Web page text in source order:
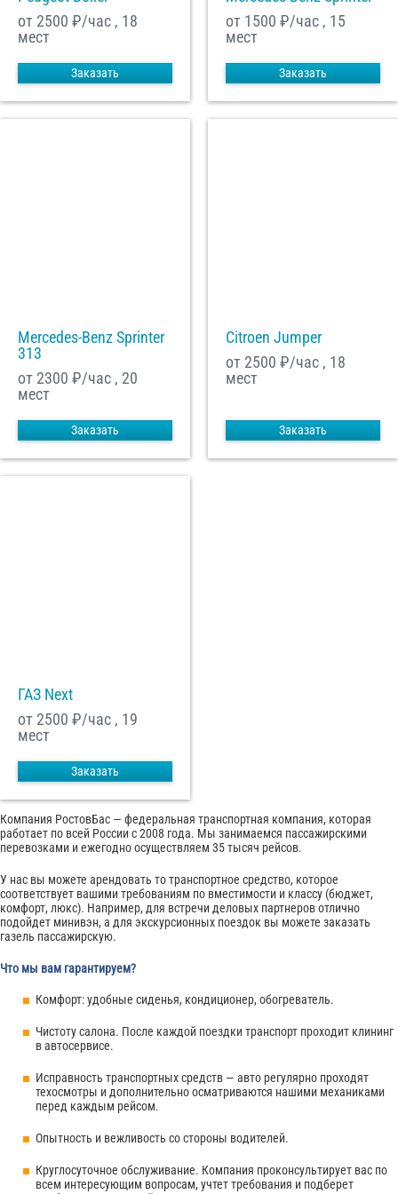
от 2500 ₽/час , 18
мест
Заказать
от 1500 ₽/час , 15
мест
Заказать
Mercedes-Benz Sprinter
313
от 2300 ₽/час , 20
мест
Заказать
Citroen Jumper
от 2500 ₽/час , 18
мест
Заказать
ГАЗ Next
от 2500 ₽/час , 19
мест
Заказать
Компания РостовБас — федеральная транспортная компания, которая
работает по всей России с 2008 года. Мы занимаемся пассажирскими
перевозками и ежегодно осуществляем 35 тысяч рейсов.
У нас вы можете арендовать то транспортное средство, которое
соответствует вашими требованиям по вместимости и классу (бюджет,
комфорт, люкс). Например, для встречи деловых партнеров отлично
подойдет минивэн, а для экскурсионных поездок вы можете заказать
газель пассажирскую.
Что мы вам гарантируем?
Комфорт: удобные сиденья, кондиционер, обогреватель.
Чистоту салона. После каждой поездки транспорт проходит клининг
в автосервисе.
Исправность транспортных средств — авто регулярно проходят
техосмотры и дополнительно осматриваются нашими механиками
перед каждым рейсом.
Опытность и вежливость со стороны водителей.
Круглосуточное обслуживание. Компания проконсультирует вас по
всем интересующим вопросам, учтет требования и подберет